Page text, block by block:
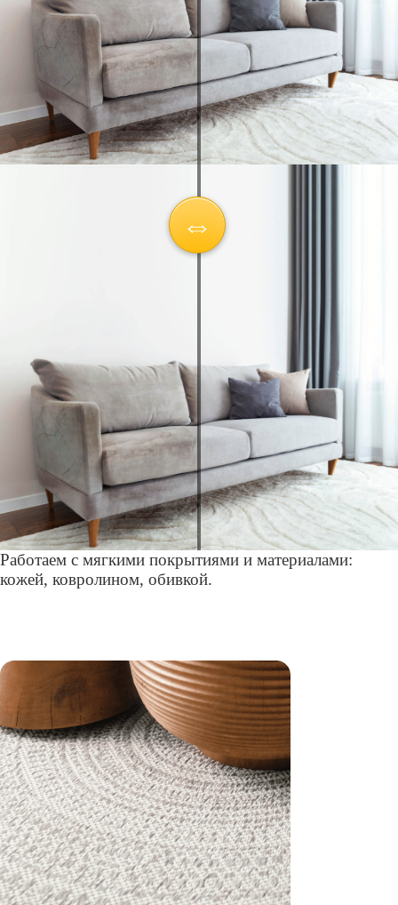
Работаем с мягкими покрытиями и материалами:
кожей, ковролином, обивкой.